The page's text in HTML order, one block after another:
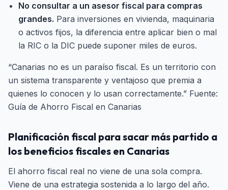
No consultar a un asesor fiscal para compras
grandes. Para inversiones en vivienda, maquinaria
o activos fijos, la diferencia entre aplicar bien o mal
la RIC o la DIC puede suponer miles de euros.
“Canarias no es un paraíso fiscal. Es un territorio con
un sistema transparente y ventajoso que premia a
quienes lo conocen y lo usan correctamente.” Fuente:
Guía de Ahorro Fiscal en Canarias
Planificación fiscal para sacar más partido a
los beneficios fiscales en Canarias
El ahorro fiscal real no viene de una sola compra.
Viene de una estrategia sostenida a lo largo del año.